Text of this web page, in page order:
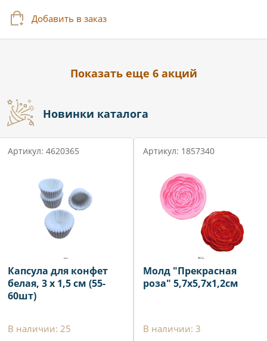
Добавить в заказ
Показать еще 6 акций
Новинки каталога
Артикул: 4620365
Капсула для конфет
белая, 3 х 1,5 см (55-
60шт)
В наличии: 25
Артикул: 1857340
Молд "Прекрасная
роза" 5,7х5,7х1,2см
В наличии: 3